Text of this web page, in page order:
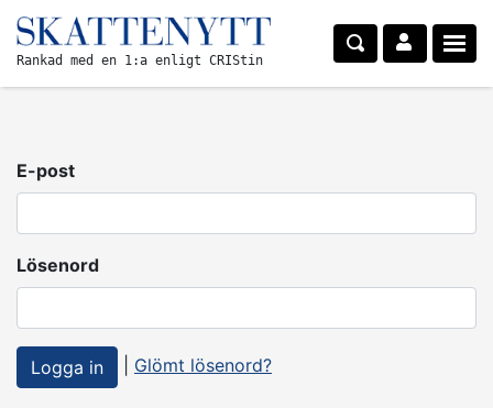
Rankad med en 1:a enligt CRIStin
E-post
Lösenord
Glömt lösenord?